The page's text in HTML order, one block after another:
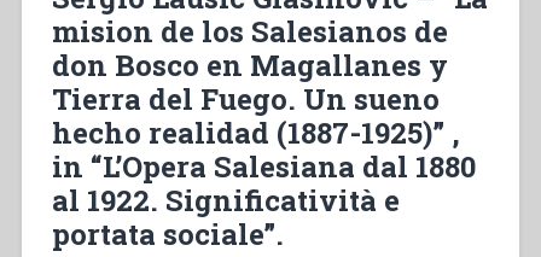
Dawson-
Cile”
in
“Sviluppo
del
carisma
di
Don
Bosco
fino
mision de los Salesianos de
don Bosco en Magallanes y
Tierra del Fuego. Un sueno
hecho realidad (1887-1925)” ,
in “L’Opera Salesiana dal 1880
al 1922. Significatività e
portata sociale”.